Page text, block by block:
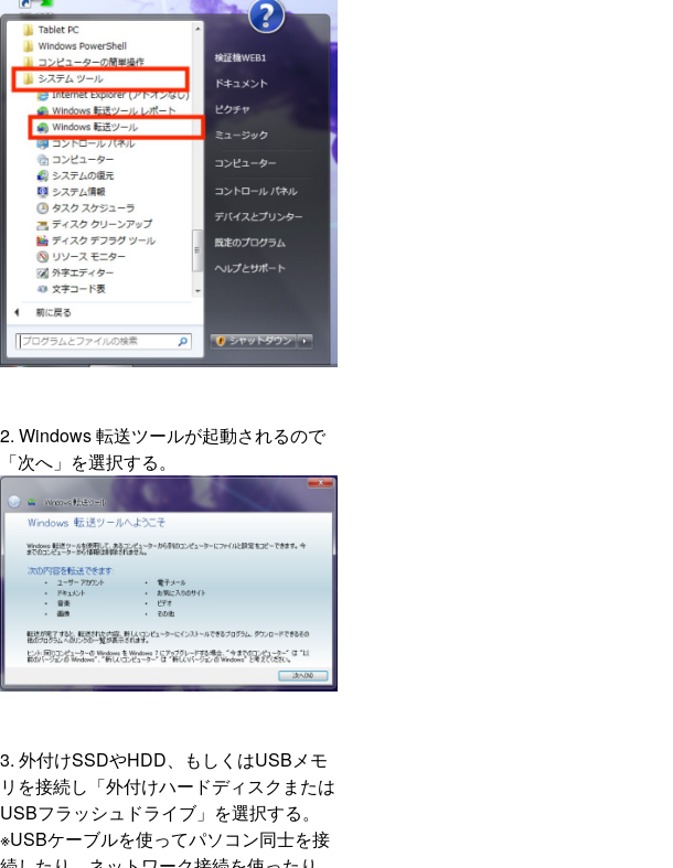
2. Windows 転送ツールが起動されるので
「次へ」を選択する。
3. 外付けSSDやHDD、もしくはUSBメモ
リを接続し「外付けハードディスクまたは
USBフラッシュドライブ」を選択する。
※USBケーブルを使ってパソコン同士を接